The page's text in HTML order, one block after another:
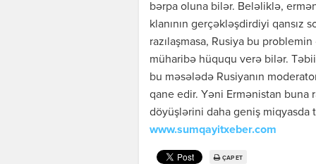
bərpa oluna bilər. Beləliklə,
klanının gerçəkləşdirdiyi qansız
razılaşmasa, Rusiya bu
müharibə hüququ verə bilər.
bu məsələdə Rusiyanın
qane edir. Yəni Ermənistan buna
döyüşlərini daha geniş miqyasda
www.sumqayitxeber.com
ÇAP ET